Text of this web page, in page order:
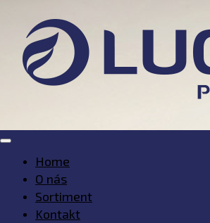
Home
O nás
Sortiment
Kontakt